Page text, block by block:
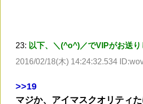
23: 以下、＼(^o^)／でVIPがお送り
2016/02/18(木) 14:24:32.534
>>19
マジか、アイマスクオリティ